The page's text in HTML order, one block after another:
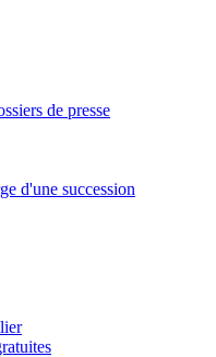
de presse
d'une succession